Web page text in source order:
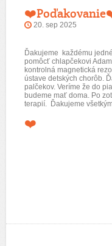
20. sep 2025
Ďakujeme každému
pomôcť chlapčekovi
kontrolná magnetická
ústave detských chorôb.
palčekov. Veríme že do
budeme mať doma. Po
terapií. Ďakujeme
❤️